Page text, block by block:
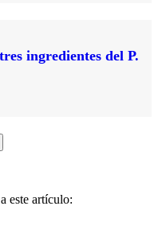
ingredientes del P.
este artículo: